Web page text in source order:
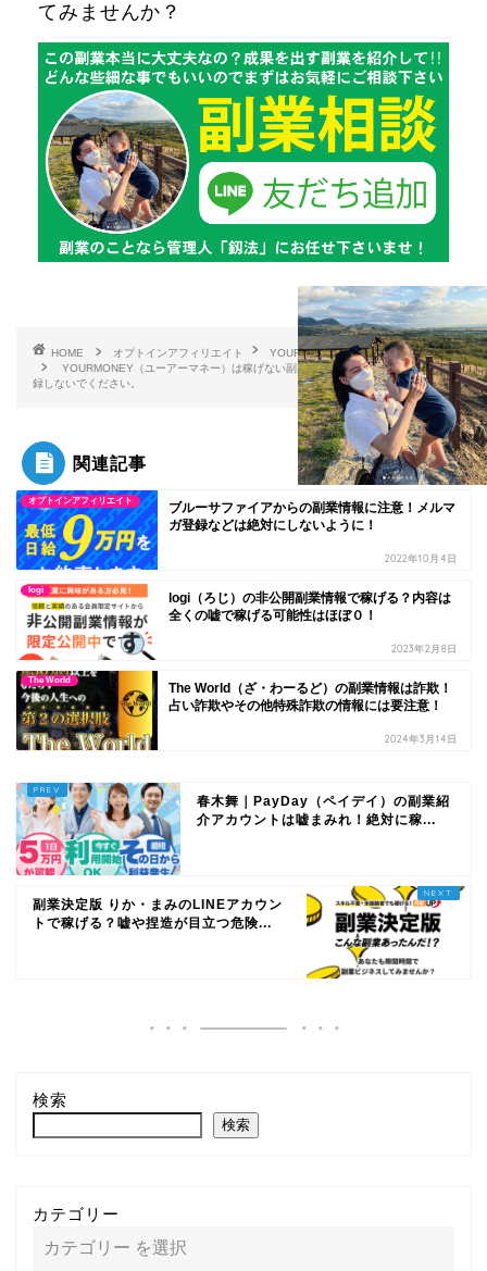
てみませんか？
HOME オプトインアフィリエイト
YOURMONEY
YOURMONEY（ユーアーマネー）は稼げない副業紹介！メルアド等は絶対に登
録しないでください。
関連記事
オプトインアフィリエイト
ブルーサファイアからの副業情報に注意！メルマ
ガ登録などは絶対にしないように！
2022年10月4日
logi
logi（ろじ）の非公開副業情報で稼げる？内容は
全くの嘘で稼げる可能性はほぼ０！
2023年2月8日
The World
The World（ざ・わーるど）の副業情報は詐欺！
占い詐欺やその他特殊詐欺の情報には要注意！
2024年3月14日
春木舞｜PayDay（ペイデイ）の副業紹
介アカウントは嘘まみれ！絶対に稼...
副業決定版 りか・まみのLINEアカウン
トで稼げる？嘘や捏造が目立つ危険...
検索
検索
カテゴリー